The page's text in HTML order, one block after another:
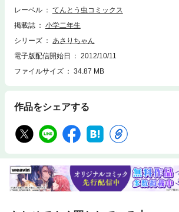
レーベル
てんとう虫コミックス
掲載誌
小学二年生
シリーズ
あさりちゃん
電子版配信開始日
2012/10/11
ファイルサイズ
34.87 MB
作品をシェアする